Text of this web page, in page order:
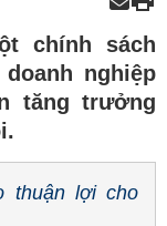
chính sách
nghiệp
tăng trưởng
thuận lợi cho